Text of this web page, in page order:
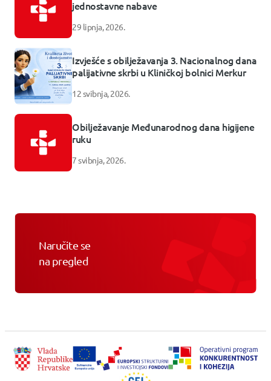
jednostavne nabave
29 lipnja, 2026.
Izvješće s obilježavanja 3. Nacionalnog dana
palijativne skrbi u Kliničkoj bolnici Merkur
12 svibnja, 2026.
Obilježavanje Međunarodnog dana higijene
ruku
7 svibnja, 2026.
Naručite se
na pregled